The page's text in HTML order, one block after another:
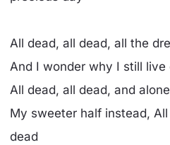
All dead, all dead, all the
And I wonder why I still live
All dead, all dead, and
My sweeter half instead,
dead